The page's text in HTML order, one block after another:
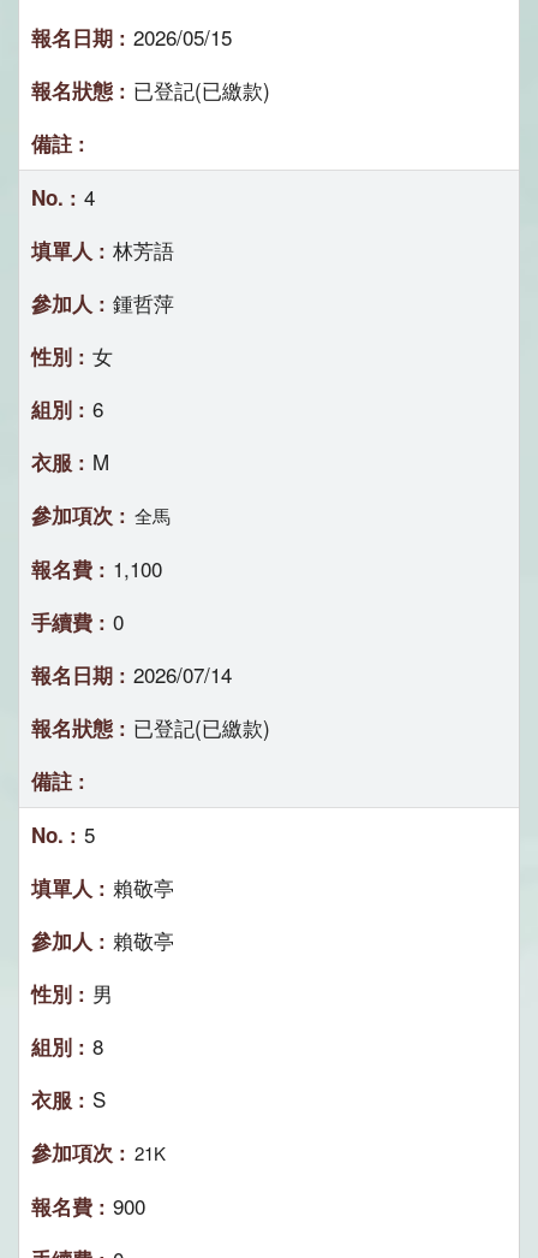
2026/05/15
已登記(已繳款)
4
林芳語
鍾哲萍
女
6
M
全馬
1,100
0
2026/07/14
已登記(已繳款)
5
賴敬亭
賴敬亭
男
8
S
21K
900